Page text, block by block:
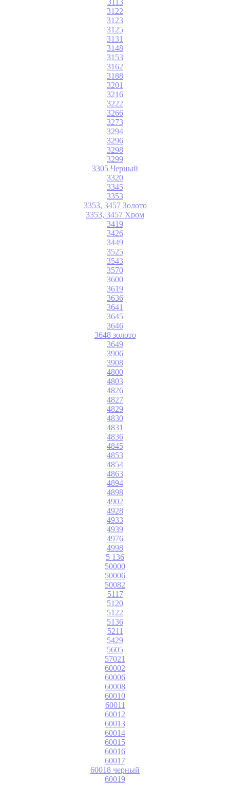
3122
3123
3125
3131
3148
3153
3162
3188
3201
3216
3222
3266
3273
3294
3296
3298
3299
3305 Черный
3320
3345
3353
3353, 3457 Золото
3353, 3457 Хром
3419
3426
3449
3525
3543
3570
3600
3619
3636
3641
3645
3646
3648 золото
3649
3906
3908
4800
4803
4826
4827
4829
4830
4831
4836
4845
4853
4854
4863
4894
4898
4902
4928
4933
4939
4976
4998
5 136
50000
50006
50082
5117
5120
5122
5136
5211
5429
5605
57021
60002
60006
60008
60010
60011
60012
60013
60014
60015
60016
60017
60018 черный
60019